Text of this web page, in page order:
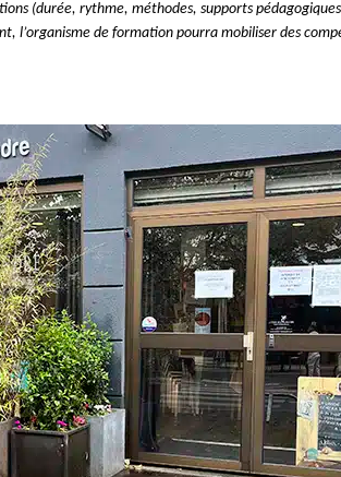
(durée, rythme, méthodes, supports
l’organisme de formation pourra mobiliser des